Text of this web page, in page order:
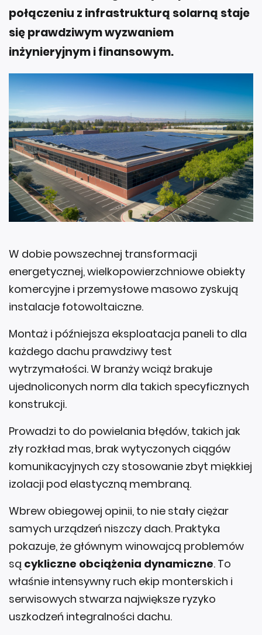
połączeniu z infrastrukturą solarną staje
się prawdziwym wyzwaniem
inżynieryjnym i finansowym.
W dobie powszechnej transformacji
energetycznej, wielkopowierzchniowe obiekty
komercyjne i przemysłowe masowo zyskują
instalacje fotowoltaiczne.
Montaż i późniejsza eksploatacja paneli to dla
każdego dachu prawdziwy test
wytrzymałości. W branży wciąż brakuje
ujednoliconych norm dla takich specyficznych
konstrukcji.
Prowadzi to do powielania błędów, takich jak
zły rozkład mas, brak wytyczonych ciągów
komunikacyjnych czy stosowanie zbyt miękkiej
izolacji pod elastyczną membraną.
Wbrew obiegowej opinii, to nie stały ciężar
samych urządzeń niszczy dach. Praktyka
pokazuje, że głównym winowajcą problemów
są cykliczne obciążenia dynamiczne. To
właśnie intensywny ruch ekip monterskich i
serwisowych stwarza największe ryzyko
uszkodzeń integralności dachu.